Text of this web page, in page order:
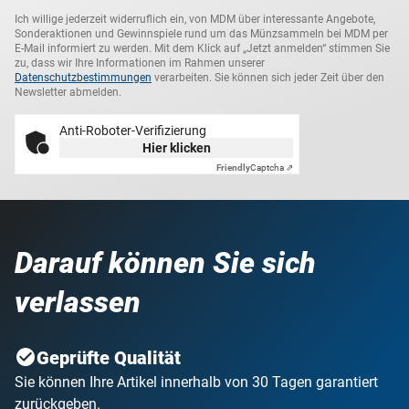
Ich willige jederzeit widerruflich ein, von MDM über interessante Angebote,
Sonderaktionen und Gewinnspiele rund um das Münzsammeln bei MDM per
E-Mail informiert zu werden. Mit dem Klick auf „Jetzt anmelden“ stimmen Sie
zu, dass wir Ihre Informationen im Rahmen unserer
Datenschutzbestimmungen verarbeiten. Sie können sich jeder Zeit über den
Newsletter abmelden.
Anti-Roboter-Verifizierung
Hier klicken
FriendlyCaptcha ⇗
Darauf können Sie sich
verlassen
Geprüfte Qualität
Sie können Ihre Artikel innerhalb von 30 Tagen garantiert
zurückgeben.